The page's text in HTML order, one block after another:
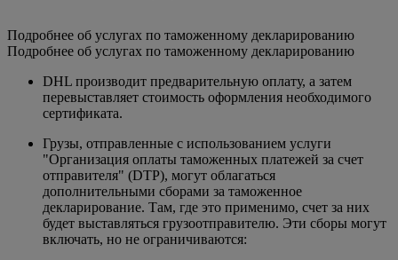
Подробнее об услугах по таможенному декларированию
Подробнее об услугах по таможенному декларированию
DHL производит предварительную оплату, а затем
перевыставляет стоимость оформления необходимого
сертификата.
Грузы, отправленные с использованием услуги
"Организация оплаты таможенных платежей за счет
отправителя" (DTP), могут облагаться
дополнительными сборами за таможенное
декларирование. Там, где это применимо, счет за них
будет выставляться грузоотправителю. Эти сборы могут
включать, но не ограничиваются: